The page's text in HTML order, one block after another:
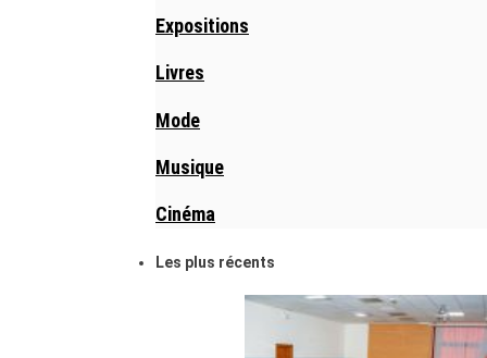
Expositions
Livres
Mode
Musique
Cinéma
Les plus récents